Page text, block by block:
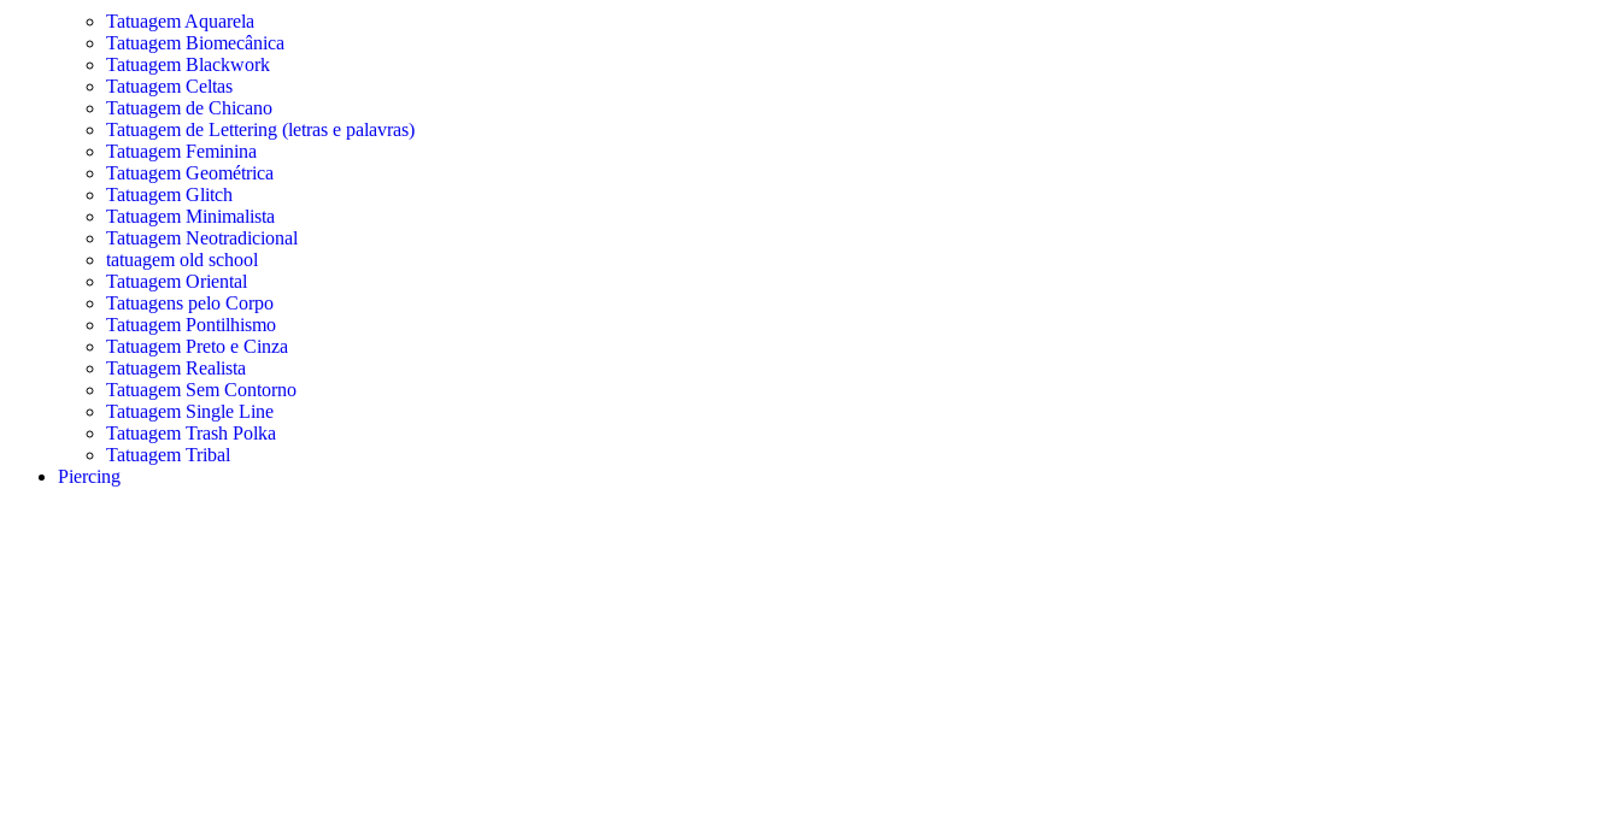
Tatuagem Aquarela
Tatuagem Biomecânica
Tatuagem Blackwork
Tatuagem Celtas
Tatuagem de Chicano
Tatuagem de Lettering (letras e palavras)
Tatuagem Feminina
Tatuagem Geométrica
Tatuagem Glitch
Tatuagem Minimalista
Tatuagem Neotradicional
tatuagem old school
Tatuagem Oriental
Tatuagens pelo Corpo
Tatuagem Pontilhismo
Tatuagem Preto e Cinza
Tatuagem Realista
Tatuagem Sem Contorno
Tatuagem Single Line
Tatuagem Trash Polka
Tatuagem Tribal
Piercing